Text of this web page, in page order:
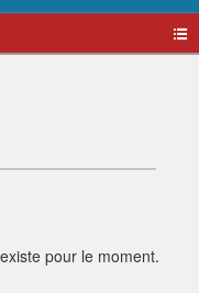
pour le moment.